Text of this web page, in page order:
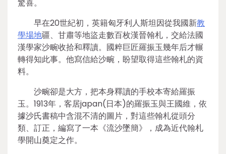
驚喜。
早在20世紀初，英籍匈牙利人斯坦因從我國新教
學場地疆、甘肅等地盜走數百枚漢晉翰札，交給法國
漢學家沙畹收拾和釋讀。國粹巨匠羅振玉幾年后才輾
轉得知此事。他寫信給沙畹，盼望取得這些翰札的資
料。
沙畹卻是大方，把本身釋讀的手校本寄給羅振
玉。1913年，客居japan(日本)的羅振玉與王國維，依
據沙氏書稿中含混不清的圖片，對這些翰札從頭分
類、訂正，編寫了一本《流沙墜簡》，成為近代翰札
學開山奠定之作。